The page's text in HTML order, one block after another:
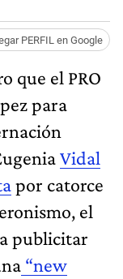
PERFIL en Google
que el PRO
para
Vidal
por catorce
el
publicitar
“new